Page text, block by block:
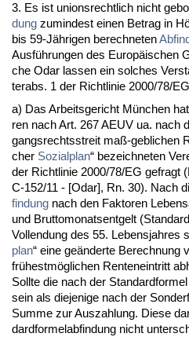
3. Es ist uni­ons­recht­lich nicht
dung zu­min­dest ei­nen Be­trag in
bis 59-Jähri­gen be­rech­ne­ten
Ausführun­gen des Eu­ropäischen
che Odar las­sen ein sol­ches
terabs. 1 der Richt­li­nie 2000/78/
a) Das Ar­beits­ge­richt München
ren nach Art. 267 AEUV ua. nach
gangs­rechts­streit maß-geb­li­chen
cher So­zi­al­plan“ be­zeich­ne­ten
der Richt­li­nie 2000/78/EG ge­fragt
C-152/11 - [Odar], Rn. 30). Nach
fin­dung nach den Fak­to­ren
und Brut­to­mo­nats­ent­gelt
Voll­endung des 55. Le­bens­jah­res
plan“ ei­ne geänder­te Be­rech­nung
frühestmögli­chen Ren­ten­ein­tritt
Soll­te die nach der
sein als die­je­ni­ge nach der
Sum­me zur Aus­zah­lung. Die­se
dard­for­mel­ab­fin­dung nicht